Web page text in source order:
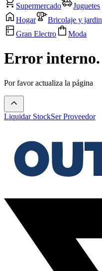
Supermercado
Juguetes
Hogar
Bricolaje y jardin
Gran Electro
Moda
Error interno.
Por favor actualiza la página
Liquidar StockSer Proveedor